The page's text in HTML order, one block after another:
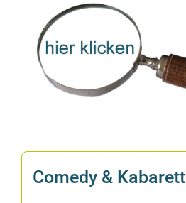
Co­me­dy & Kabarett